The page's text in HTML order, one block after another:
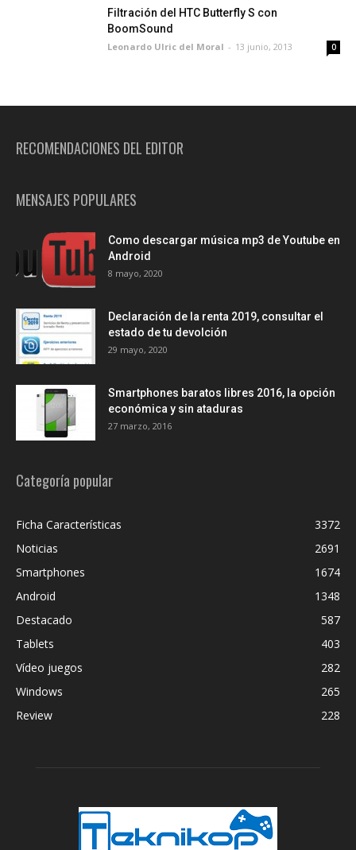
Filtración del HTC Butterfly S con
BoomSound
Leonardo Ulric del Moral - 13 junio, 2013 0
RECOMENDACIONES DEL EDITOR
MENSAJES POPULARES
Como descargar música mp3 de Youtube en
Android
8 mayo, 2020
Declaración de la renta 2019, consultar el
estado de tu devolción
29 mayo, 2020
Smartphones baratos libres 2016, la opción
económica y sin ataduras
27 marzo, 2016
Categoría popular
Ficha Características
3372
Noticias
2691
Smartphones
1674
Android
1348
Destacado
587
Tablets
403
Vídeo juegos
282
Windows
265
Review
228